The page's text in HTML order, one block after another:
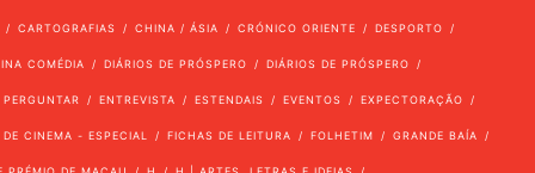
CARTOGRAFIAS CHINA / ÁSIA CRÓNICO ORIENTE DESPORTO
COMÉDIA DIÁRIOS DE PRÓSPERO DIÁRIOS DE PRÓSPERO
ENTREVISTA ESTENDAIS EVENTOS EXPECTORAÇÃO
CINEMA - ESPECIAL FICHAS DE LEITURA FOLHETIM GRANDE BAÍA